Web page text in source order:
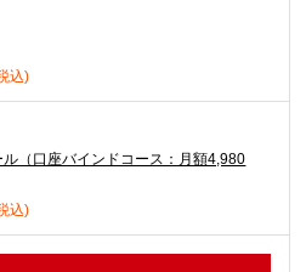
込)
（口座バインドコース：月額4,980
込)